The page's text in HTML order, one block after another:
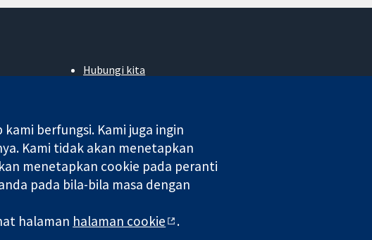
Hubungi kita
Pekerjaan
Cochrane Library
di England & Wales. Nombor pendaftaran VAT GB 718 2127 49.
Syarat Laman Web|Penafian|Kerahsiaan
berfungsi. Kami juga ingin
Kami tidak akan menetapkan
menetapkan cookie pada peranti
pada bila-bila masa dengan
halaman halaman cookie .